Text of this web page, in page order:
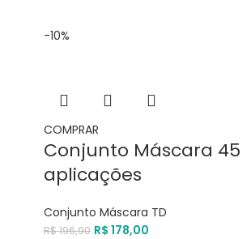
-10%
COMPRAR
Conjunto Máscara 45
aplicações
Conjunto Máscara TD
R$196,90 R$ 178,00